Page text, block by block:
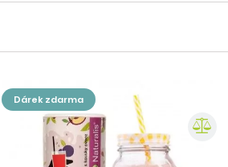
dárek zdarma